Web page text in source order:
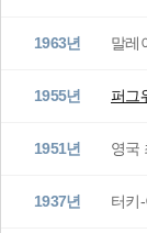
1963년 말레
1955년 퍼그
1951년 영국
1937년 터키